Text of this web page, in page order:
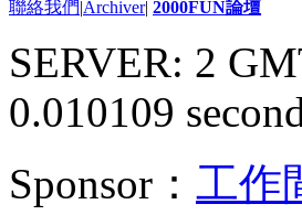
聯絡我們|Archiver| 2000FUN論壇
SERVER: 2
0.010109
Sponsor： 工作